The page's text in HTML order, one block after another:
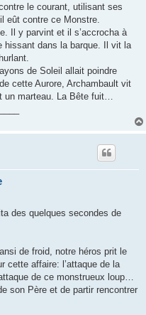
le courant, utilisant ses
eût contre ce Monstre.
Il y parvint et il s’accrocha à
hissant dans la barque. Il vit la
de Soleil allait poindre
cette Aurore, Archambault vit
un marteau. La Bête fuit…
des quelques secondes de
de froid, notre héros prit le
cette affaire: l’attaque de la
de ce monstrueux loup…
son Père et de partir rencontrer